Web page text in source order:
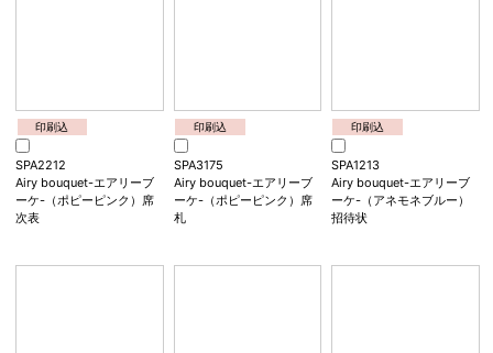
SPA2211
LA LUCE-ラ・ルーチェ-
（スモークグリーン）席次
表
<色・柄指定不可>
SPA3174
LA LUCE-ラ・ルーチェ-
（スモークグリーン）席札
<色・柄指定不可>
SPA1212
Airy bouquet-エアリーブ
ーケ-（ポピーピンク）招
待状